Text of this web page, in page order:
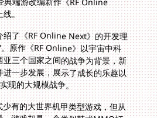
线。
绍了《RF Online Next》的开发理
趣”。原作《RF Online》以宇宙中科
西亚三个国家之间的战争为背景，新
并进一步发展，展示了成长的乐趣以
现的大规模战争。
有的大世界机甲类型游戏，但从
看，游戏却是一个类似韩式MMO打